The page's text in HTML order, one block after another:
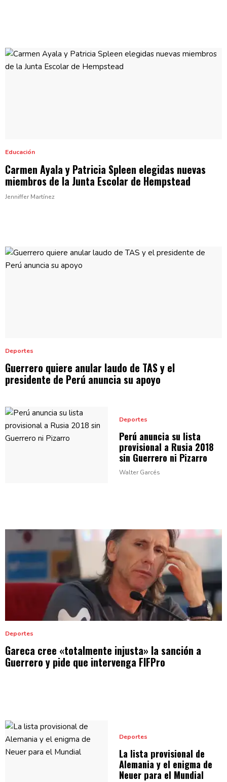
Educación
Carmen Ayala y Patricia Spleen elegidas nuevas
miembros de la Junta Escolar de Hempstead
Jenniffer Martínez
Deportes
Guerrero quiere anular laudo de TAS y el
presidente de Perú anuncia su apoyo
Deportes
Perú anuncia su lista
provisional a Rusia 2018
sin Guerrero ni Pizarro
Walter Garcés
Deportes
Gareca cree «totalmente injusta» la sanción a
Guerrero y pide que intervenga FIFPro
Deportes
La lista provisional de
Alemania y el enigma de
Neuer para el Mundial